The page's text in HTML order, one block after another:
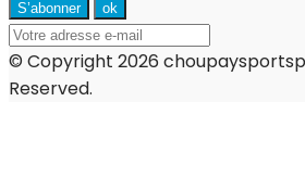
© Copyright 2026
Reserved.